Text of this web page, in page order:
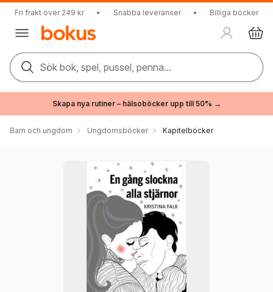
Fri frakt över 249 kr • Snabba leveranser • Billiga böcker
Sök bok, spel, pussel, penna...
Skapa nya rutiner – hälsoböcker upp till 50% →
Barn och ungdom Ungdomsböcker Kapitelböcker